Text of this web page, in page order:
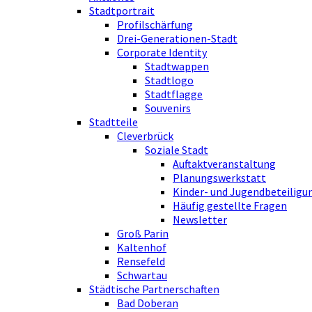
Stadtportrait
Profilschärfung
Drei-Generationen-Stadt
Corporate Identity
Stadtwappen
Stadtlogo
Stadtflagge
Souvenirs
Stadtteile
Cleverbrück
Soziale Stadt
Auftaktveranstaltung
Planungswerkstatt
Kinder- und
Häufig gestellte Fragen
Newsletter
Groß Parin
Kaltenhof
Rensefeld
Schwartau
Städtische Partnerschaften
Bad Doberan